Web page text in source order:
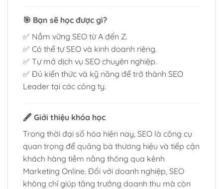
🎯 Bạn sẽ học được gì?
✅ Nắm vững SEO từ A đến Z.
✅ Có thể tự SEO và kinh doanh riêng.
✅ Tự mở dịch vụ SEO chuyên nghiệp.
✅ Đủ kiến thức và kỹ năng để trở thành SEO
Leader tại các công ty.
🖋️ Giới thiệu khóa học
Trong thời đại số hóa hiện nay, SEO là công cụ
quan trọng để quảng bá thương hiệu và tiếp cận
khách hàng tiềm năng thông qua kênh
Marketing Online. Đối với doanh nghiệp, SEO
không chỉ giúp tăng trưởng doanh thu mà còn